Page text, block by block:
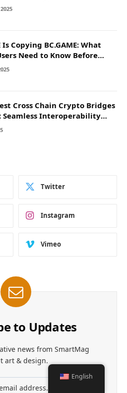
Is Copying BC.GAME: What
Need to Know Before
Cross Chain Crypto Bridges
Seamless Interoperability
Networks
Twitter
Instagram
Vimeo
to Updates
news from SmartMag
art & design.
English